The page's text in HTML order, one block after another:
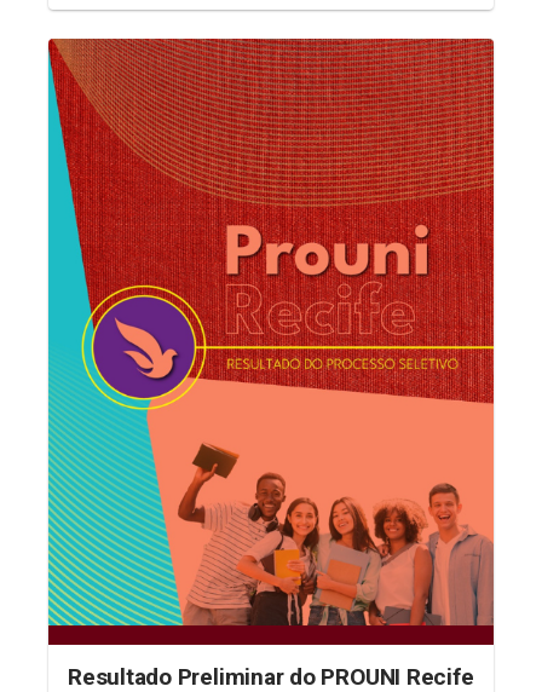
Resultado Preliminar do PROUNI Recife